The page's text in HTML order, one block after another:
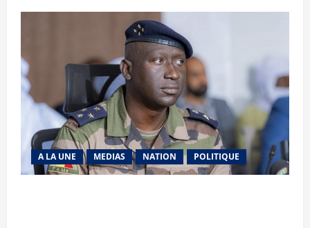
A LA UNE MEDIAS NATION POLITIQUE